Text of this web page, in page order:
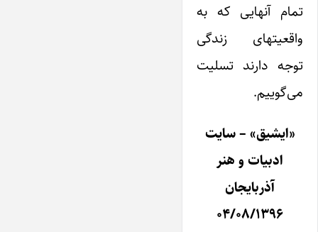
تمام آنهایی که به
واقعیتهای زندگی
توجه دارند تسلیت
می‌گوییم.
«ایشیق» – سایت
ادبیات و هنر
آذربایجان
۰۴/۰۸/۱۳۹۶